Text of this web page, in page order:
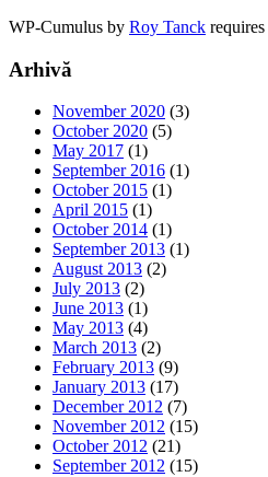
WP-Cumulus by Roy Tanck requires
Arhivă
November 2020 (3)
October 2020 (5)
May 2017 (1)
September 2016 (1)
October 2015 (1)
April 2015 (1)
October 2014 (1)
September 2013 (1)
August 2013 (2)
July 2013 (2)
June 2013 (1)
May 2013 (4)
March 2013 (2)
February 2013 (9)
January 2013 (17)
December 2012 (7)
November 2012 (15)
October 2012 (21)
September 2012 (15)